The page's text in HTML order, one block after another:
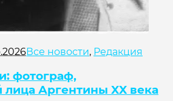
Все новости, Редакция
фотограф,
лица Аргентины XX века